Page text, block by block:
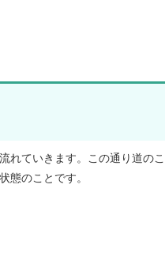
ていきます。この通り道のこ
態のことです。